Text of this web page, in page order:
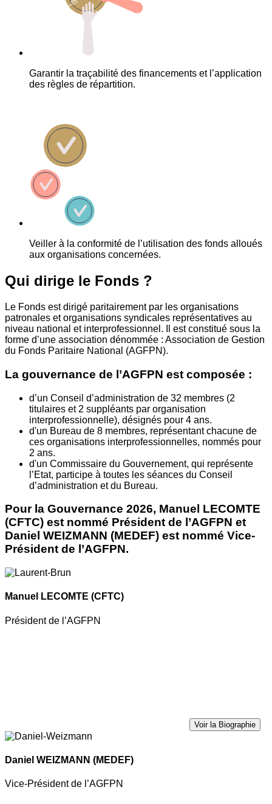
Garantir la traçabilité des financements et l’application
des règles de répartition.
Veiller à la conformité de l’utilisation des fonds alloués
aux organisations concernées.
Qui dirige le Fonds ?
Le Fonds est dirigé paritairement par les organisations
patronales et organisations syndicales représentatives au
niveau national et interprofessionnel. Il est constitué sous la
forme d’une association dénommée : Association de Gestion
du Fonds Paritaire National (AGFPN).
La gouvernance de l’AGFPN est composée :
d’un Conseil d’administration de 32 membres (2
titulaires et 2 suppléants par organisation
interprofessionnelle), désignés pour 4 ans.
d'un Bureau de 8 membres, représentant chacune de
ces organisations interprofessionnelles, nommés pour
2 ans.
d'un Commissaire du Gouvernement, qui représente
l’Etat, participe à toutes les séances du Conseil
d’administration et du Bureau.
Pour la Gouvernance 2026, Manuel LECOMTE
(CFTC) est nommé Président de l’AGFPN et
Daniel WEIZMANN (MEDEF) est nommé Vice-
Président de l’AGFPN.
Manuel LECOMTE (CFTC)
Président de l’AGFPN
Voir la Biographie
Daniel WEIZMANN (MEDEF)
Vice-Président de l’AGFPN